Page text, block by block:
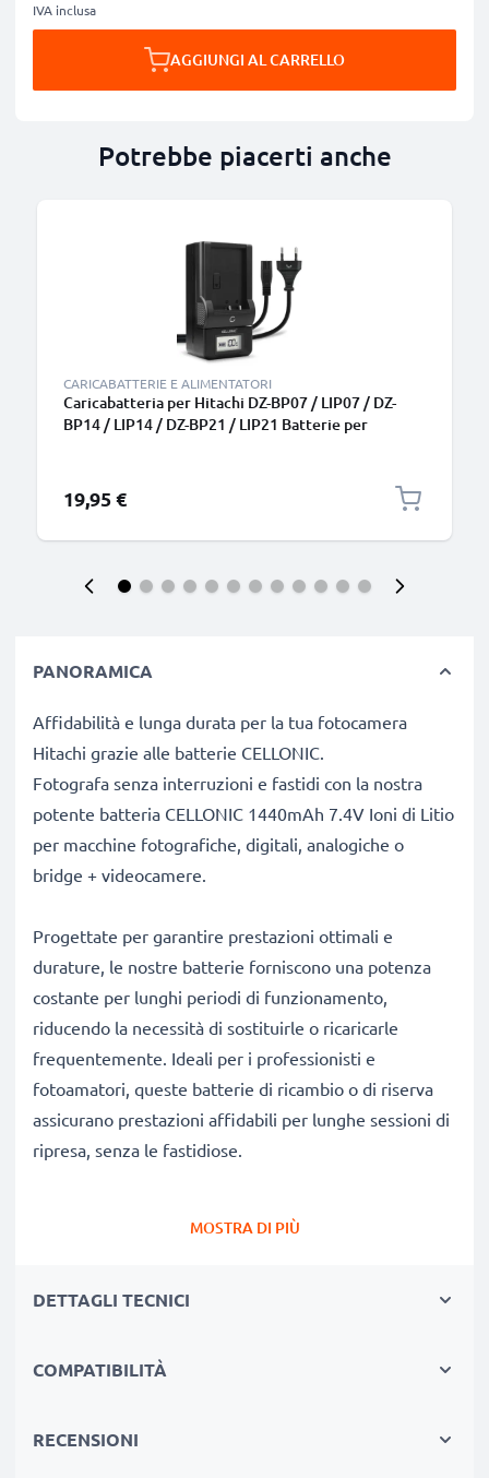
IVA inclusa
AGGIUNGI AL CARRELLO
Potrebbe piacerti anche
CARICABATTERIE E ALIMENTATORI
Caricabatteria per Hitachi DZ-BP07 / LIP07 / DZ-
BP14 / LIP14 / DZ-BP21 / LIP21 Batterie per
19,95 €
PANORAMICA
Affidabilità e lunga durata per la tua fotocamera
Hitachi grazie alle batterie CELLONIC.
Fotografa senza interruzioni e fastidi con la nostra
potente batteria CELLONIC 1440mAh 7.4V Ioni di Litio
per macchine fotografiche, digitali, analogiche o
bridge + videocamere.
Progettate per garantire prestazioni ottimali e
durature, le nostre batterie forniscono una potenza
costante per lunghi periodi di funzionamento,
riducendo la necessità di sostituirle o ricaricarle
frequentemente. Ideali per i professionisti e
fotoamatori, queste batterie di ricambio o di riserva
assicurano prestazioni affidabili per lunghe sessioni di
ripresa, senza le fastidiose.
BX35 DZ-BX37 DZ-GX20 DZ-GX25 & altri modelli.
l’elenco completo di modelli compatibili.
MOSTRA DI PIÙ
DETTAGLI TECNICI
COMPATIBILITÀ
RECENSIONI